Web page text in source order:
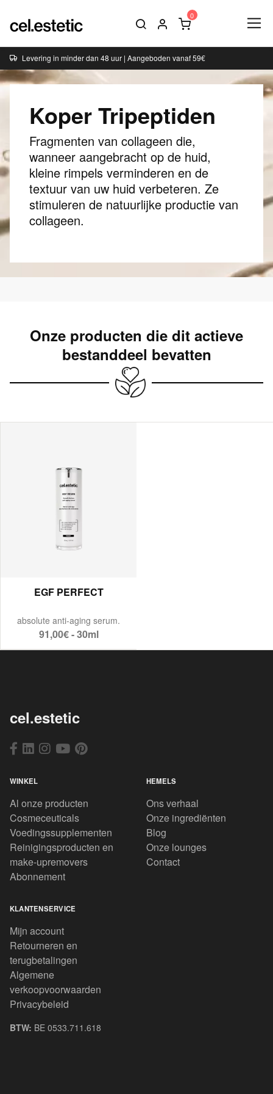
Levering in minder dan 48 uur | Aangeboden vanaf 59€
Koper Tripeptiden
Fragmenten van collageen die,
wanneer aangebracht op de huid,
kleine rimpels verminderen en de
textuur van uw huid verbeteren. Ze
stimuleren de natuurlijke productie van
collageen.
Onze producten die dit actieve
bestanddeel bevatten
EGF PERFECT
absolute anti-aging serum.
91,00€ - 30ml
cel.estetic
WINKEL
Al onze producten
Cosmeceuticals
Voedingssupplementen
Reinigingsproducten en
make-upremovers
Abonnement
HEMELS
Ons verhaal
Onze ingrediënten
Blog
Onze lounges
Contact
KLANTENSERVICE
Mijn account
Retourneren en
terugbetalingen
Algemene
verkoopvoorwaarden
Privacybeleid
BTW: BE 0533.711.618